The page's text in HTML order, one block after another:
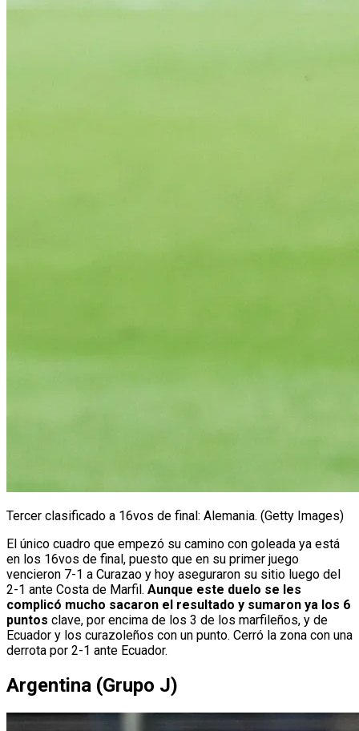
Tercer clasificado a 16vos de final: Alemania. (Getty Images)
El único cuadro que empezó su camino con goleada ya está
en los 16vos de final, puesto que en su primer juego
vencieron 7-1 a Curazao y hoy aseguraron su sitio luego del
2-1 ante Costa de Marfil. Aunque este duelo se les
complicó mucho sacaron el resultado y sumaron ya los 6
puntos clave, por encima de los 3 de los marfileños, y de
Ecuador y los curazoleños con un punto. Cerró la zona con una
derrota por 2-1 ante Ecuador.
Argentina (Grupo J)